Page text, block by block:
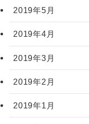
2019年5月
2019年4月
2019年3月
2019年2月
2019年1月